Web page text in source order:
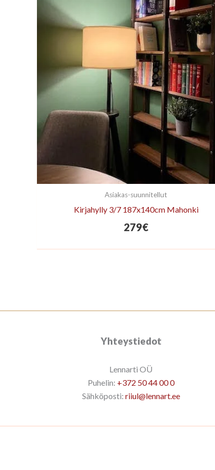
Asiakas-suunnitellut
Kirjahylly 3/7 187x140cm Mahonki
279€
Yhteystiedot
Lennarti OÜ
Puhelin: +372 50 44 00 0
Sähköposti: riiul@lennart.ee